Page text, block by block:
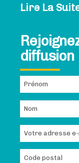
Lire La
diffusion